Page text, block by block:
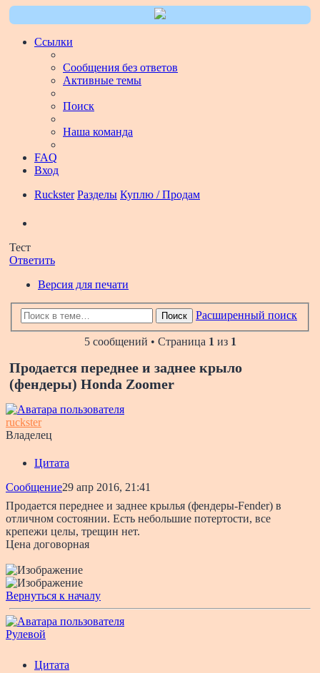
Ссылки
Сообщения без ответов
Активные темы
Поиск
Наша команда
FAQ
Вход
Ruckster Разделы Куплю / Продам
Тест
Ответить
Версия для печати
Поиск Расширенный поиск
5 сообщений • Страница 1 из 1
Продается переднее и заднее крыло
(фендеры) Honda Zoomer
ruckster
Владелец
Цитата
Сообщение29 апр 2016, 21:41
Продается переднее и заднее крылья (фендеры-Fender) в
отличном состоянии. Есть небольшие потертости, все
крепежи целы, трещин нет.
Цена договорная
Вернуться к началу
Рулевой
Цитата